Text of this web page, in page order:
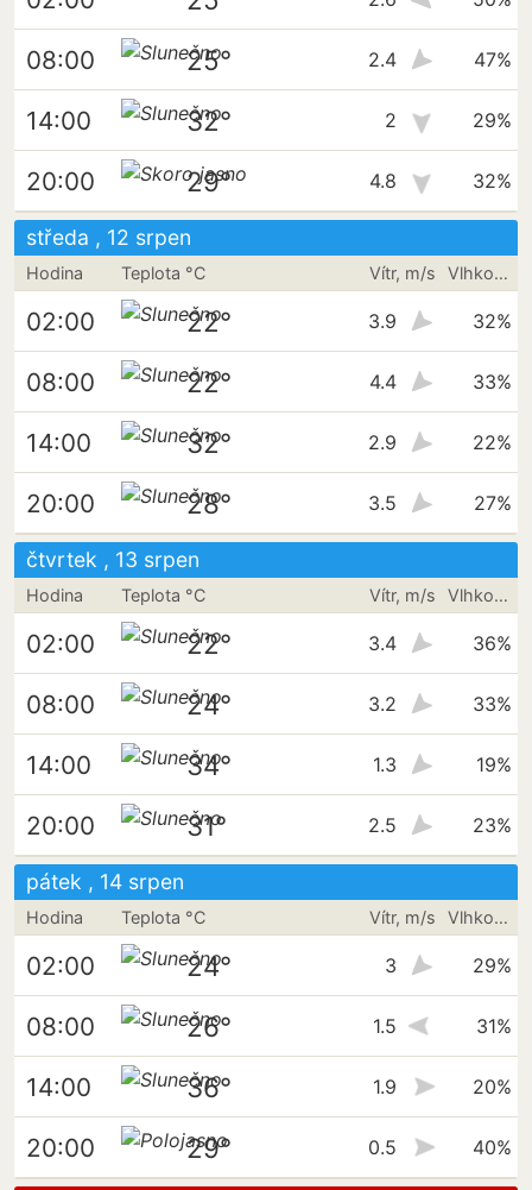
08:00 25° 2.4 47%
14:00 32° 2 29%
20:00 29° 4.8 32%
středa , 12 srpen
Hodina Teplota °C Vítr, m/s Vlhkost vzduchu
02:00 22° 3.9 32%
08:00 22° 4.4 33%
14:00 32° 2.9 22%
20:00 28° 3.5 27%
čtvrtek , 13 srpen
Hodina Teplota °C Vítr, m/s Vlhkost vzduchu
02:00 22° 3.4 36%
08:00 24° 3.2 33%
14:00 34° 1.3 19%
20:00 31° 2.5 23%
pátek , 14 srpen
Hodina Teplota °C Vítr, m/s Vlhkost vzduchu
02:00 24° 3 29%
08:00 26° 1.5 31%
14:00 36° 1.9 20%
20:00 29° 0.5 40%